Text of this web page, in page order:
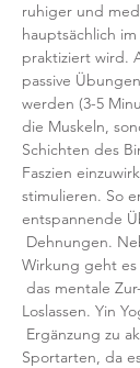
ruhiger und
hauptsächlich
praktiziert wird.
passive
werden (3-5
die Muskeln,
Schichten des
Faszien
stimulieren. So
entspannende
Dehnungen.
Wirkung geht es
das mentale
Loslassen. Yin
Ergänzung zu
Sportarten, da